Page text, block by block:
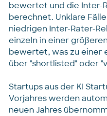
bewertet und die Inter-
berechnet. Unklare
niedrigen Inter-Rater-
einzeln in einer
bewertet, was zu einer
über "shortlisted" oder
Startups aus der KI
Vorjahres werden
neuen Jahres